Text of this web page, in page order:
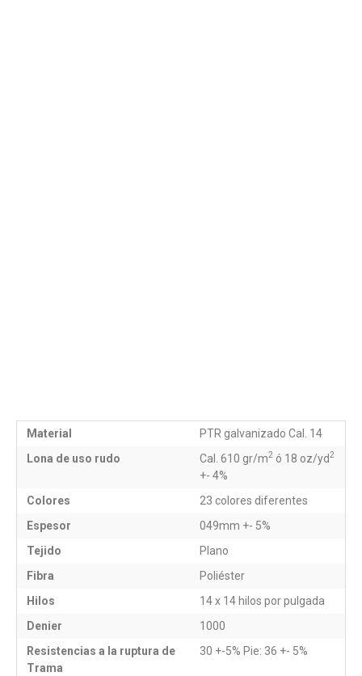
Material
PTR galvanizado Cal. 14
Lona de uso rudo
Cal. 610 gr/m2 ó 18 oz/yd2
+- 4%
Colores
23 colores diferentes
Espesor
049mm +- 5%
Tejido
Plano
Fibra
Poliéster
Hilos
14 x 14 hilos por pulgada
Denier
1000
Resistencias a la ruptura de
Trama
30 +-5% Pie: 36 +- 5%